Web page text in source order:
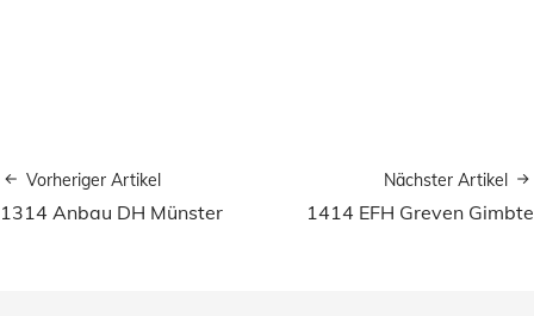
Vorheriger Artikel
1314 Anbau DH Münster
Nächster Artikel
1414 EFH Greven Gimbte